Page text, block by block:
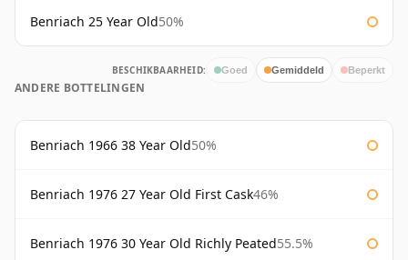
Benriach 25 Year Old50%
BESCHIKBAARHEID: Goed Gemiddeld Beperkt
ANDERE BOTTELINGEN
Benriach 1966 38 Year Old50%
Benriach 1976 27 Year Old First Cask46%
Benriach 1976 30 Year Old Richly Peated55.5%